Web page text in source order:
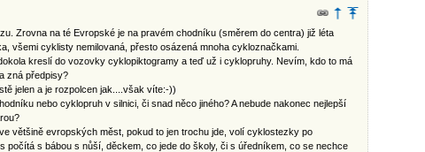
Zrovna na té Evropské je na pravém chodníku (směrem do centra) již léta
všemi cyklisty nemilovaná, přesto osázená mnoha cykloznačkami.
kreslí do vozovky cyklopiktogramy a teď už i cyklopruhy. Nevím, kdo to má
zná předpisy?
jelen a je rozpolcen jak....však víte:-))
nebo cyklopruh v silnici, či snad něco jiného? A nebude nakonec nejlepší
většině evropských měst, pokud to jen trochu jde, volí cyklostezky po
počítá s bábou s nůší, děckem, co jede do školy, či s úředníkem, co se nechce